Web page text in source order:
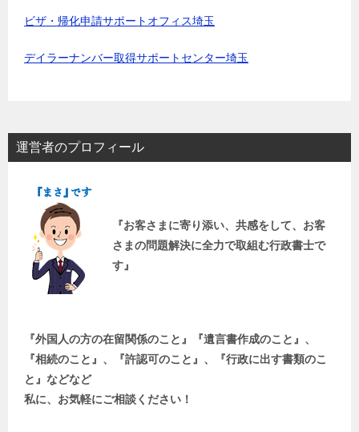
ビザ・帰化申請サポートオフィス埼玉
デイラーナンバー取得サポートセンター埼玉
運営者のプロフィール
『お客さまに寄り添い、共感をして、お客
さまの問題解決に全力で取組む行政書士で
す』
『外国人の方の在留関係のこと』『遺言書作成のこと』、
『相続のこと』、『許認可のこと』、『行政に出す書類のこ
と』などなど
私に、お気軽にご相談ください！